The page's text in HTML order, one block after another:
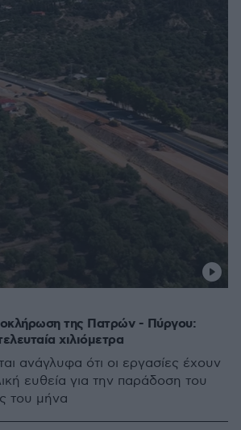
της Πατρών - Πύργου:
χιλιόμετρα
ανάγλυφα ότι οι εργασίες έχουν
ευθεία για την παράδοση του
του μήνα